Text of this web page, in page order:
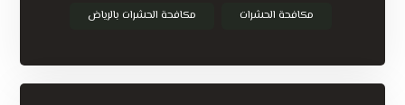
مكافحة الحشرات مكافحة الحشرات بالرياض